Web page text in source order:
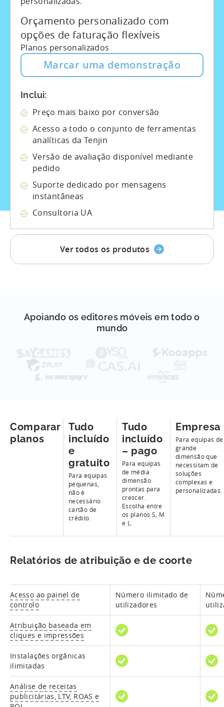
Orçamento personalizado com
opções de faturação flexíveis
Planos personalizados
Marcar uma demonstração
Inclui:
Preço mais baixo por conversão
Acesso a todo o conjunto de ferramentas
analíticas da Tenjin
Versão de avaliação disponível mediante
pedido
Suporte dedicado por mensagens
instantâneas
Consultoria UA
Ver todos os produtos
Apoiando os editores móveis em todo o
mundo
Comparar
planos
Tudo
incluído
e
gratuito
Para equipas
pequenas,
não é
necessário
cartão de
crédito.
Tudo
incluído
– pago
Para equipas
de média
dimensão
prontas para
crescer.
Escolha entre
os planos S, M
e L.
Empresa
Para equipas de
grande
dimensão que
necessitam de
soluções
complexas e
personalizadas.
Relatórios de atribuição e de coorte
Acesso ao painel de
controlo
Número ilimitado de
utilizadores
Atribuição baseada em
cliques e impressões
Instalações orgânicas
ilimitadas
Análise de receitas
publicitárias, LTV, ROAS e